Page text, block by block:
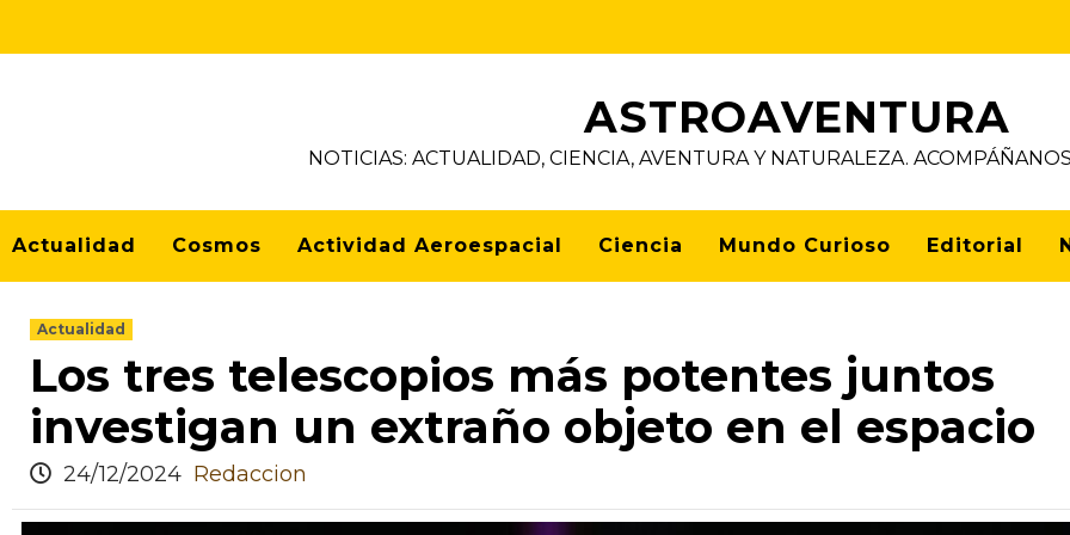
ASTROAVENTURA
NOTICIAS: ACTUALIDAD, CIENCIA, AVENTURA Y NATURALEZA.
Actualidad Cosmos Actividad Aeroespacial Ciencia Mundo Curioso Editorial
Actualidad
Los tres telescopios más potentes juntos
investigan un extraño objeto en el espacio
24/12/2024 Redaccion